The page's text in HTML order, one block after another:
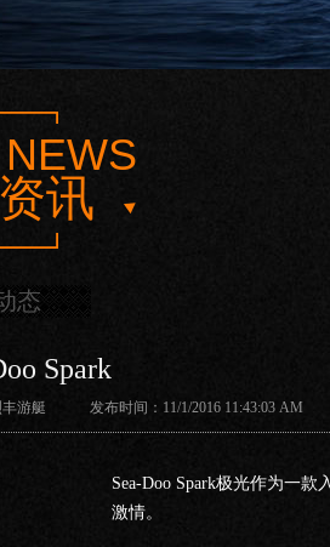
NEWS
讯
态
Spark
丰游艇 发布时间：11/1/2016 11:43:03 AM
Sea-Doo Spark极光作为一
激情。